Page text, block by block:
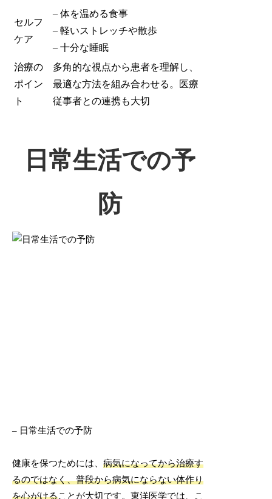
セルフ
ケア
– 体を温める食事
– 軽いストレッチや散歩
– 十分な睡眠
治療の
ポイン
ト
多角的な視点から患者を理解し、
最適な方法を組み合わせる。医療
従事者との連携も大切
日常生活での予
防
– 日常生活での予防
健康を保つためには、病気になってから治療す
るのではなく、普段から病気にならない体作り
を心がけることが大切です。東洋医学では、こ